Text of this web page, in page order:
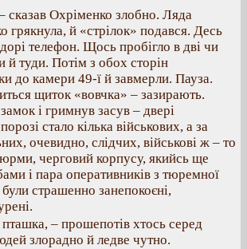
сказав Охріменко злобно. Ляда
й «стрілок» подався. Десь
телефон. Щось пробігло в дві чи
й туди. Потім з обох сторін
до камери 49-ї й завмерли. Пауза.
щиток «вовчка» – зазирають.
і гримнув засув – двері
стало кілька військових, а за
очевидно, слідчих, військові ж – то
черговий корпусу, якийсь ще
і пара оперативників з тюремної
страшенно занепокоєні,
– прошепотів хтось серед
злорадно й ледве чутно.